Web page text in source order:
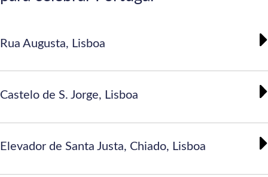
Rua Augusta, Lisboa
Castelo de S. Jorge, Lisboa
Elevador de Santa Justa, Chiado, Lisboa